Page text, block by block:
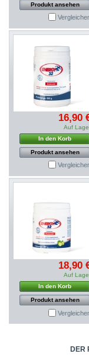
Produkt ansehen
16,90
Auf
In den Korb
Produkt ansehen
18,90
Auf
In den Korb
Produkt ansehen
DER